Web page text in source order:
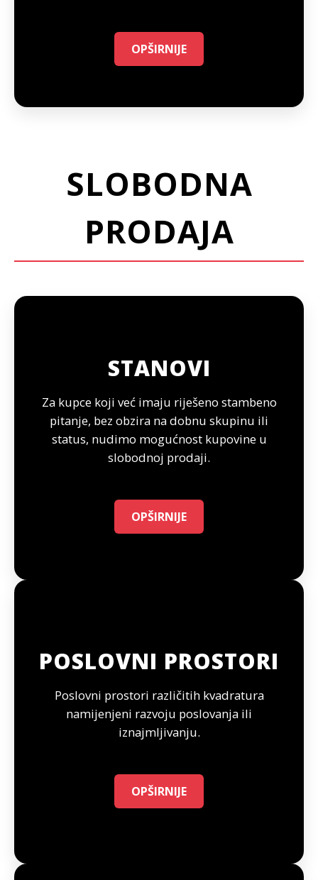
OPŠIRNIJE
SLOBODNA
PRODAJA
STANOVI
Za kupce koji već imaju riješeno stambeno
pitanje, bez obzira na dobnu skupinu ili
status, nudimo mogućnost kupovine u
slobodnoj prodaji.
OPŠIRNIJE
POSLOVNI PROSTORI
Poslovni prostori različitih kvadratura
namijenjeni razvoju poslovanja ili
iznajmljivanju.
OPŠIRNIJE